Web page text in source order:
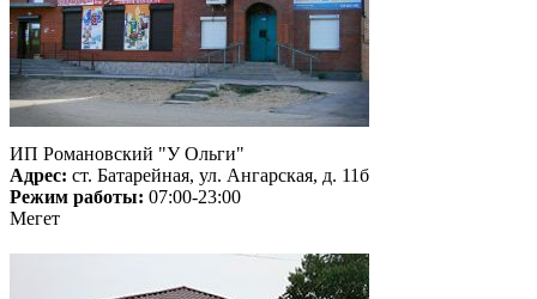
ИП Романовский "У Ольги"
Адрес: ст. Батарейная, ул. Ангарская, д. 11б
Режим работы: 07:00-23:00
Мегет